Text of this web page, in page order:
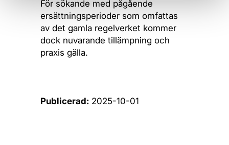
För sökande med pågående
ersättningsperioder som omfattas
av det gamla regelverket kommer
dock nuvarande tillämpning och
praxis gälla.
Publicerad: 2025-10-01